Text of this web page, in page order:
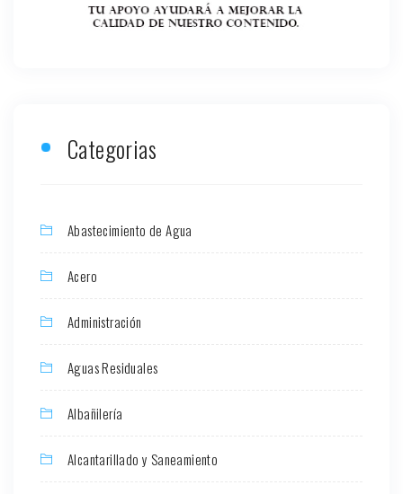
Categorias
Abastecimiento de Agua
Acero
Administración
Aguas Residuales
Albañilería
Alcantarillado y Saneamiento